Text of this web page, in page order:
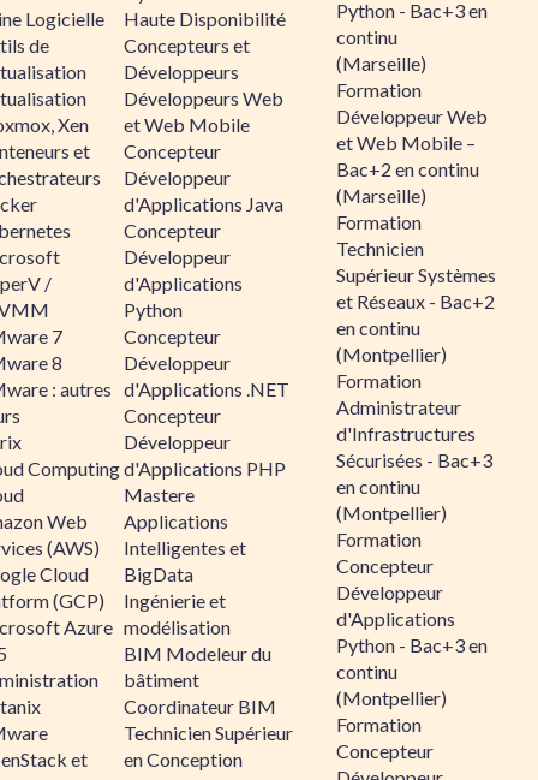
Logicielle
de
Xen
et
/
7
8
: autres
Computing
Web
(AWS)
Cloud
(GCP)
Azure
et
Haute Disponibilité
Concepteurs et
Développeurs
Développeurs Web
et Web Mobile
Concepteur
Développeur
d'Applications Java
Concepteur
Développeur
d'Applications
Python
Concepteur
Développeur
d'Applications .NET
Concepteur
Développeur
d'Applications PHP
Mastere
Applications
Intelligentes et
BigData
Ingénierie et
modélisation
BIM Modeleur du
bâtiment
Coordinateur BIM
Technicien Supérieur
en Conception
Python - Bac+3 en
continu
(Marseille)
Formation
Développeur Web
et Web Mobile –
Bac+2 en continu
(Marseille)
Formation
Technicien
Supérieur Systèmes
et Réseaux - Bac+2
en continu
(Montpellier)
Formation
Administrateur
d'Infrastructures
Sécurisées - Bac+3
en continu
(Montpellier)
Formation
Concepteur
Développeur
d'Applications
Python - Bac+3 en
continu
(Montpellier)
Formation
Concepteur